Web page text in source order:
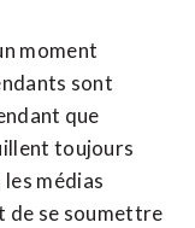
moment
sont
que
toujours
médias
de se soumettre